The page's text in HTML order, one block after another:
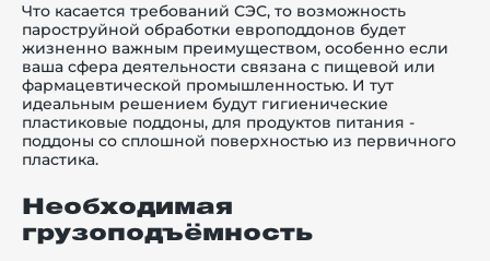
Что касается требований СЭС, то возможность
пароструйной обработки европоддонов будет
жизненно важным преимуществом, особенно если
ваша сфера деятельности связана с пищевой или
фармацевтической промышленностью. И тут
идеальным решением будут гигиенические
пластиковые поддоны, для продуктов питания -
поддоны со сплошной поверхностью из первичного
пластика.
Необходимая
грузоподъёмность